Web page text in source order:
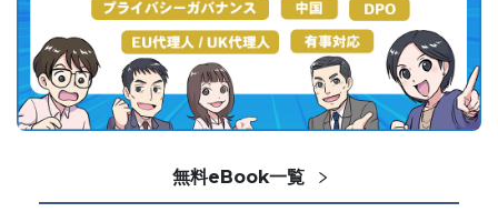
無料eBook一覧